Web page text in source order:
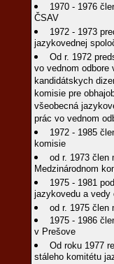
1970 - 1976
ČSAV
1972 - 1973
jazykovednej
Od r. 1972
vo vednom odbore
kandidátskych
komisie pre
všeobecná
prác vo vednom
1972 - 1985
komisie
od r. 1973 člen
Medzinárodnom
1975 - 1981
jazykovedu a vedy
od r. 1975 člen
1975 - 1986
v Prešove
Od roku 1977
stáleho komitétu